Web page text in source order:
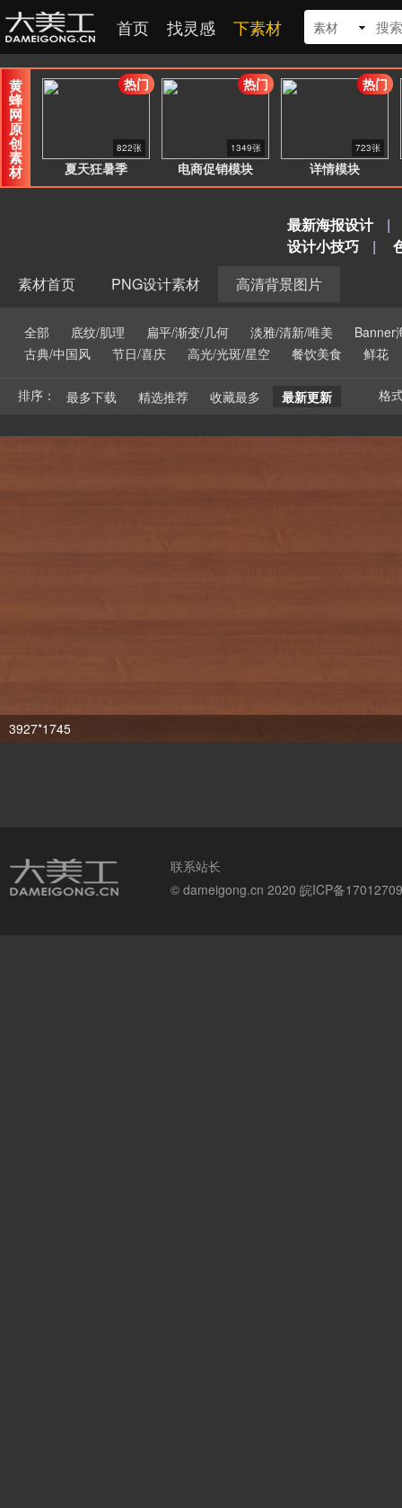
首页 找灵感 下素材 素材
黄
蜂
网
原
创
素
材 夏天狂暑季
822张
热门
电商促销模块
1349张
热门
详情模块
723张
热门
最新海报设计
|
设计小技巧
|
素材首页
PNG设计素材 高清背景图片
全部 底纹/肌理 扁平/渐变/几何 淡雅/清新/唯美
Banner
古典/中国风
节日/喜庆 高光/光斑/星空 餐饮美食 鲜花
排序： 最多下载 精选推荐 收藏最多 最新更新 格
3927*1745
联系站长
© dameigong.cn 2020 皖ICP备